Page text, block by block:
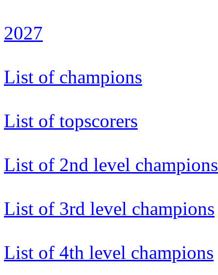
2027
List of champions
List of topscorers
List of 2nd level champions
List of 3rd level champions
List of 4th level champions